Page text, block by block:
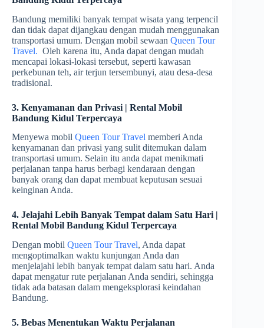
Bandung memiliki banyak tempat wisata yang terpencil
dan tidak dapat dijangkau dengan mudah menggunakan
transportasi umum. Dengan mobil sewaan Queen Tour
Travel. Oleh karena itu, Anda dapat dengan mudah
mencapai lokasi-lokasi tersebut, seperti kawasan
perkebunan teh, air terjun tersembunyi, atau desa-desa
tradisional.
3. Kenyamanan dan Privasi | Rental Mobil
Bandung Kidul Terpercaya
Menyewa mobil Queen Tour Travel memberi Anda
kenyamanan dan privasi yang sulit ditemukan dalam
transportasi umum. Selain itu anda dapat menikmati
perjalanan tanpa harus berbagi kendaraan dengan
banyak orang dan dapat membuat keputusan sesuai
keinginan Anda.
4. Jelajahi Lebih Banyak Tempat dalam Satu Hari |
Rental Mobil Bandung Kidul Terpercaya
Dengan mobil Queen Tour Travel, Anda dapat
mengoptimalkan waktu kunjungan Anda dan
menjelajahi lebih banyak tempat dalam satu hari. Anda
dapat mengatur rute perjalanan Anda sendiri, sehingga
tidak ada batasan dalam mengeksplorasi keindahan
Bandung.
5. Bebas Menentukan Waktu Perjalanan